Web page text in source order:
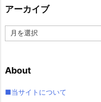
ー
アーカイブ
ー
ブ
About
■当サイトについて